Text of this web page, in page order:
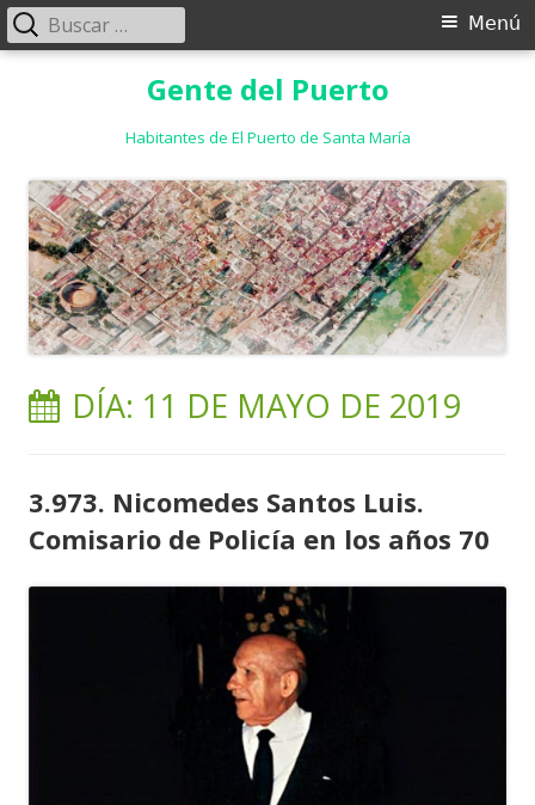
Gente del Puerto
Habitantes de El Puerto de Santa María
Menú
Menú
Buscar:
DÍA: 11 DE MAYO DE 2019
3.973. Nicomedes Santos Luis.
Comisario de Policía en los años 70